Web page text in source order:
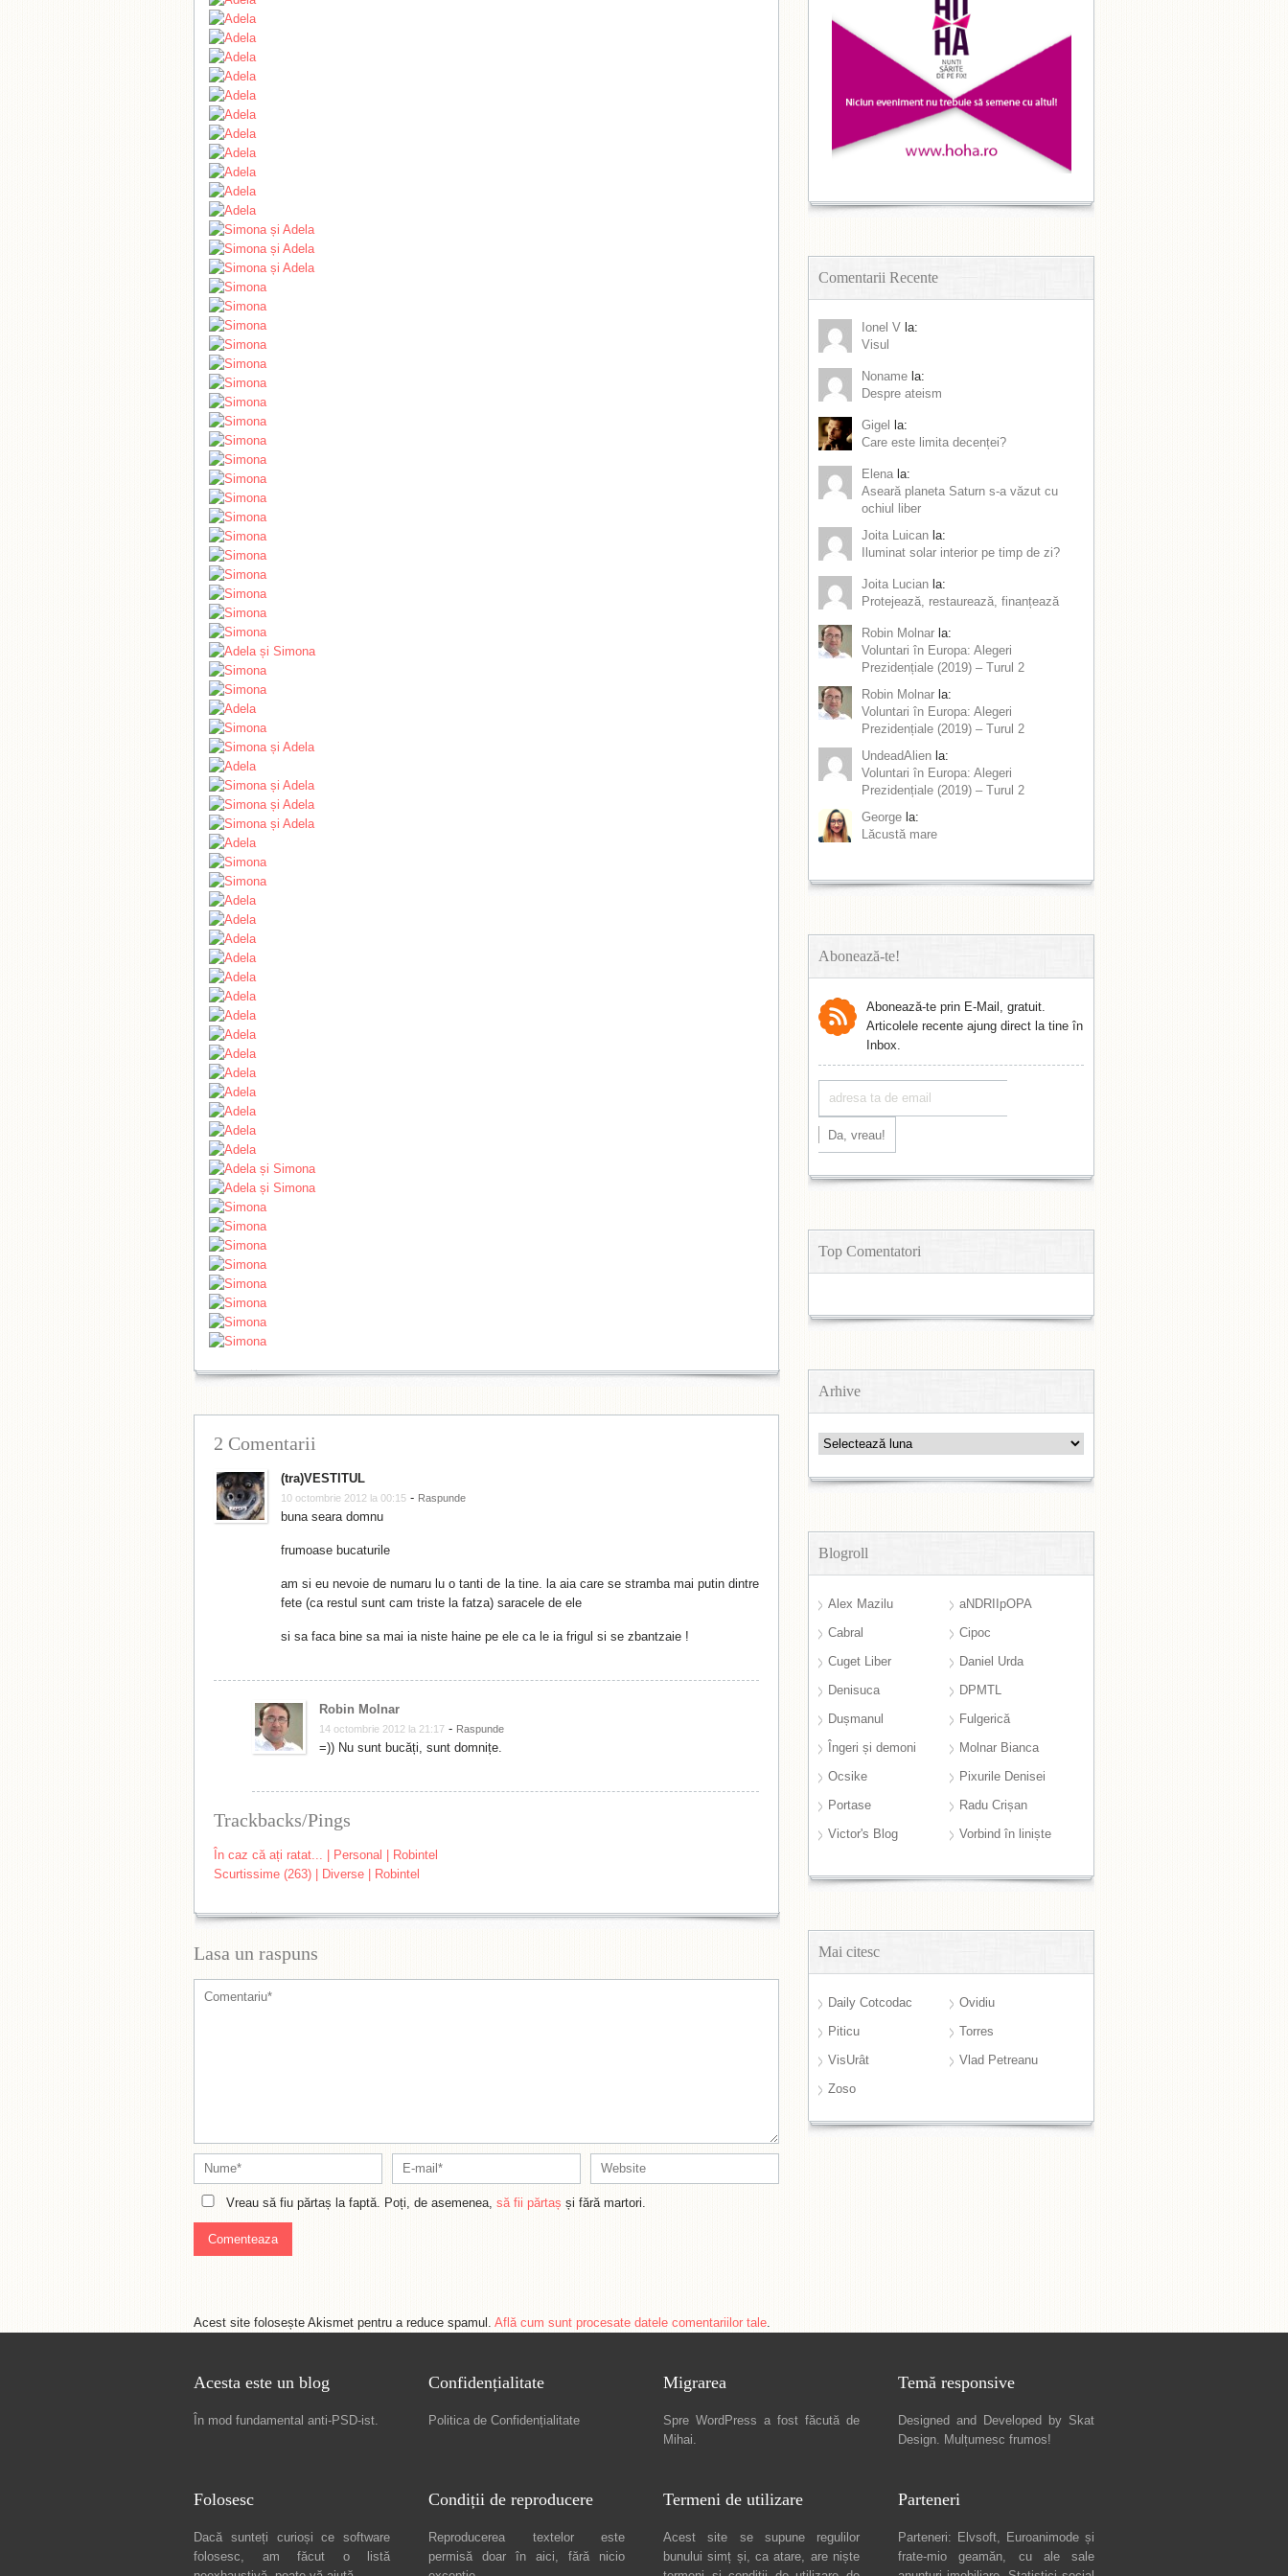
2 Comentarii
(tra)VESTITUL
10 octombrie 2012 la 00:15 - Raspunde
buna seara domnu
frumoase bucaturile
am si eu nevoie de numaru lu o tanti de la tine. la aia care se stramba mai putin dintre
fete (ca restul sunt cam triste la fatza) saracele de ele
si sa faca bine sa mai ia niste haine pe ele ca le ia frigul si se zbantzaie !
Robin Molnar
14 octombrie 2012 la 21:17 - Raspunde
=)) Nu sunt bucăți, sunt domnițe.
Trackbacks/Pings
În caz că ați ratat... | Personal | Robintel
Scurtissime (263) | Diverse | Robintel
Lasa un raspuns
Vreau să fiu părtaș la faptă. Poți, de asemenea, să fii părtaș și fără martori.
Acest site folosește Akismet pentru a reduce spamul. Află cum sunt procesate datele comentariilor tale.
Comentarii Recente
Ionel V la:
Visul
Noname la:
Despre ateism
Gigel
la:
Care este limita decenței?
Elena la:
Aseară planeta Saturn s-a văzut cu
ochiul liber
Joita Luican la:
Iluminat solar interior pe timp de zi?
Joita Lucian la:
Protejează, restaurează, finanțează
Robin Molnar la:
Voluntari în Europa: Alegeri
Prezidențiale (2019) – Turul 2
Robin Molnar la:
Voluntari în Europa: Alegeri
Prezidențiale (2019) – Turul 2
UndeadAlien la:
Voluntari în Europa: Alegeri
Prezidențiale (2019) – Turul 2
George la:
Lăcustă mare
Abonează-te!
Abonează-te prin E-Mail, gratuit.
Articolele recente ajung direct la tine în
Inbox.
Top Comentatori
Arhive
Arhive
Blogroll
Alex Mazilu
aNDRIIpOPA
Cabral
Cipoc
Cuget Liber
Daniel Urda
Denisuca
DPMTL
Dușmanul
Fulgerică
Îngeri și demoni
Molnar Bianca
Ocsike
Pixurile Denisei
Portase
Radu Crișan
Victor's Blog
Vorbind în liniște
Mai citesc
Daily Cotcodac
Ovidiu
Piticu
Torres
VisUrât
Vlad Petreanu
Zoso
Acesta este un blog
În mod fundamental anti-PSD-ist.
Confidențialitate
Politica de Confidențialitate
Migrarea
Spre WordPress a fost făcută de
Mihai.
Temă responsive
Designed and Developed by Skat
Design. Mulțumesc frumos!
Folosesc
Dacă sunteți curioși ce software
folosesc, am făcut o listă
Condiții de reproducere
Reproducerea textelor este
permisă doar în aici, fără nicio
Termeni de utilizare
Acest site se supune regulilor
bunului simț și, ca atare, are niște
Parteneri
Parteneri: Elvsoft, Euroanimode și
frate-mio geamăn, cu ale sale